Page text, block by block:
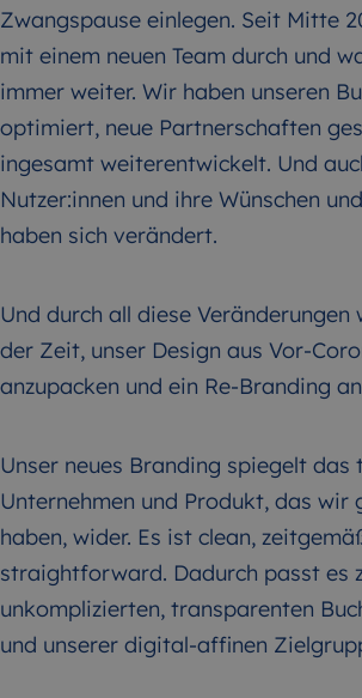
Zwangspause einlegen. Seit Mitte
mit einem neuen Team durch und
immer weiter. Wir haben unseren
optimiert, neue Partnerschaften
ingesamt weiterentwickelt. Und
Nutzer:innen und ihre Wünschen
haben sich verändert.
Und durch all diese Veränderungen
der Zeit, unser Design aus Vor-
anzupacken und ein Re-Branding
Unser neues Branding spiegelt das
Unternehmen und Produkt, das wir
haben, wider. Es ist clean,
straightforward. Dadurch passt es
unkomplizierten, transparenten
und unserer digital-affinen